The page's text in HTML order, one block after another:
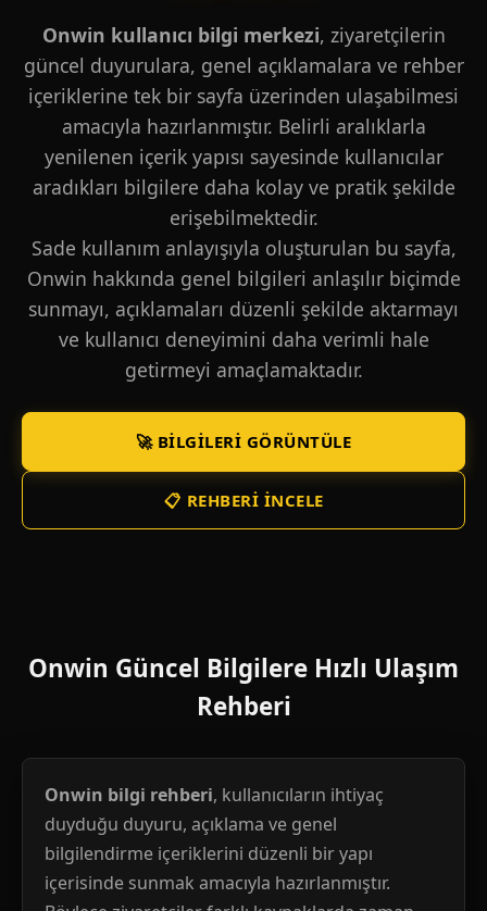
Onwin kullanıcı bilgi merkezi, ziyaretçilerin
güncel duyurulara, genel açıklamalara ve rehber
içeriklerine tek bir sayfa üzerinden ulaşabilmesi
amacıyla hazırlanmıştır. Belirli aralıklarla
yenilenen içerik yapısı sayesinde kullanıcılar
aradıkları bilgilere daha kolay ve pratik şekilde
erişebilmektedir.
Sade kullanım anlayışıyla oluşturulan bu sayfa,
Onwin hakkında genel bilgileri anlaşılır biçimde
sunmayı, açıklamaları düzenli şekilde aktarmayı
ve kullanıcı deneyimini daha verimli hale
getirmeyi amaçlamaktadır.
🚀 BILGILERI GÖRÜNTÜLE
📋 REHBERI İNCELE
Onwin Güncel Bilgilere Hızlı Ulaşım
Rehberi
Onwin bilgi rehberi, kullanıcıların ihtiyaç
duyduğu duyuru, açıklama ve genel
bilgilendirme içeriklerini düzenli bir yapı
içerisinde sunmak amacıyla hazırlanmıştır.